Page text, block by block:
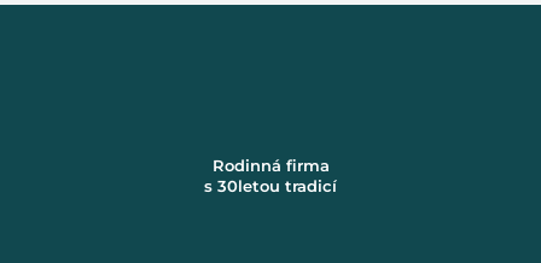
Rodinná firma
s 30letou tradicí